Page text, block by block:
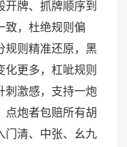
开牌、抓牌顺序到
致，杜绝规则偏
规则精准还原，黑
更多，杠呲规则
刺激感，支持一炮
点炮者包赔所有胡
门清、中张、幺九